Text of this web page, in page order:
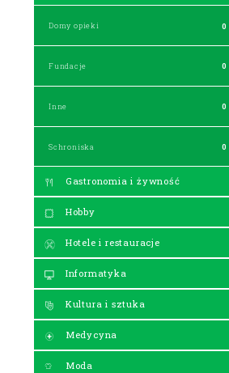
Domy opieki 0
Fundacje 0
Inne 0
Schroniska 0
Gastronomia i żywność
Hobby
Hotele i restauracje
Informatyka
Kultura i sztuka
Medycyna
Moda